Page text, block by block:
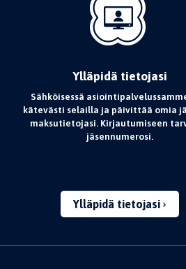
Ylläpidä tietojasi
Sähköisessä
kätevästi selailla ja päivittää omia
maksutietojasi. Kirjautumiseen
jäsennumerosi.
Ylläpidä tietojasi